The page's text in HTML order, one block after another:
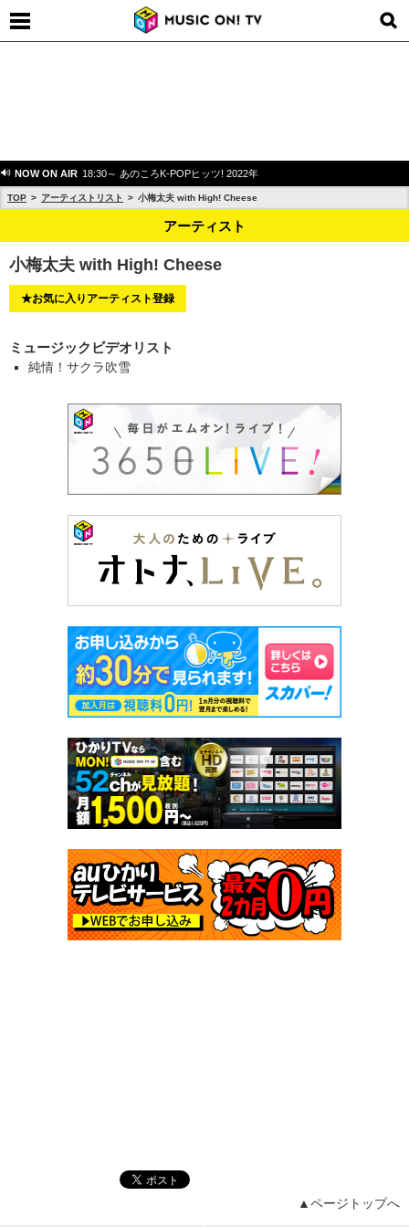
NOW ON AIR 18:30～ あのころK-POPヒッツ! 2022年
TOP アーティストリスト 小梅太夫 with High! Cheese
アーティスト
小梅太夫 with High! Cheese
★お気に入りアーティスト登録
ミュージックビデオリスト
純情！サクラ吹雪
▲ページトップへ